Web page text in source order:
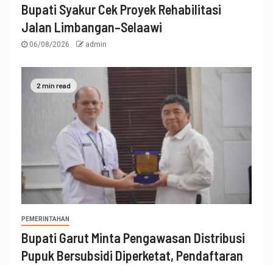
Bupati Syakur Cek Proyek Rehabilitasi
Jalan Limbangan–Selaawi
06/08/2026 admin
2 min read
PEMERINTAHAN
Bupati Garut Minta Pengawasan Distribusi
Pupuk Bersubsidi Diperketat, Pendaftaran